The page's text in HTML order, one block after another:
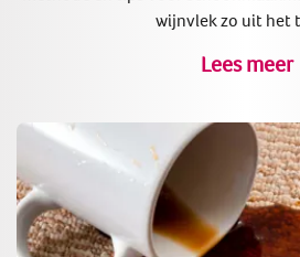
wijnvlek zo uit het
Lees meer